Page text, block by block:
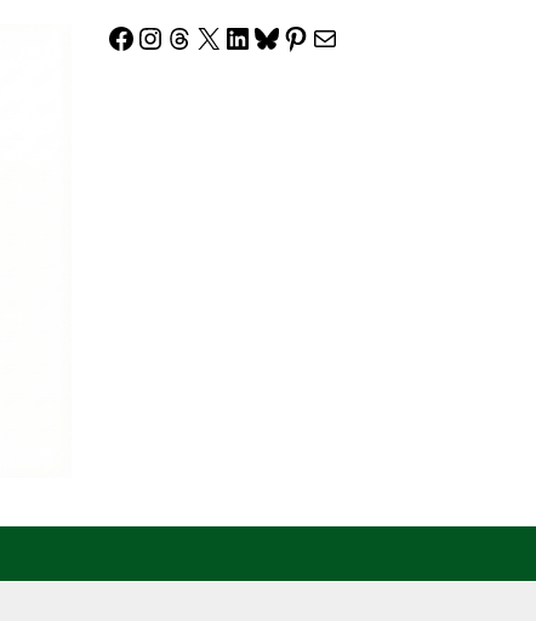
Facebook
Instagram
Threads
X LinkedIn
Bluesky
Pinterest
Correo electrónico